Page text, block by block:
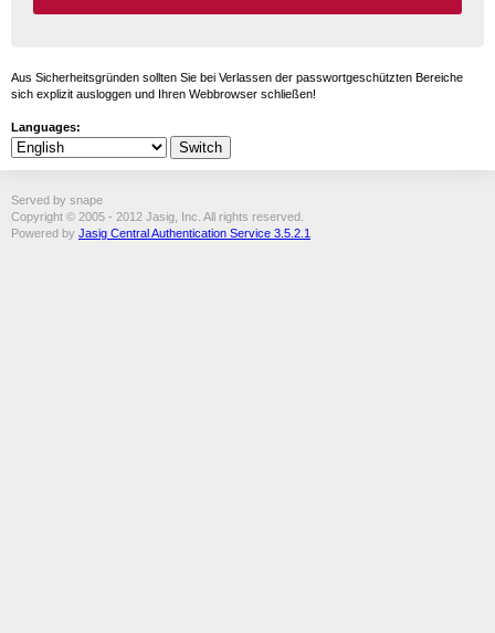
Aus Sicherheitsgründen sollten Sie bei Verlassen der passwortgeschützten Bereiche
sich explizit ausloggen und Ihren Webbrowser schließen!
Languages:
Served by snape
Copyright © 2005 - 2012 Jasig, Inc. All rights reserved.
Powered by Jasig Central Authentication Service 3.5.2.1